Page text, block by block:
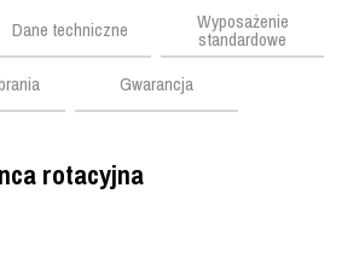
Dane techniczne Wyposażenie
standardowe
Gwarancja
rotacyjna